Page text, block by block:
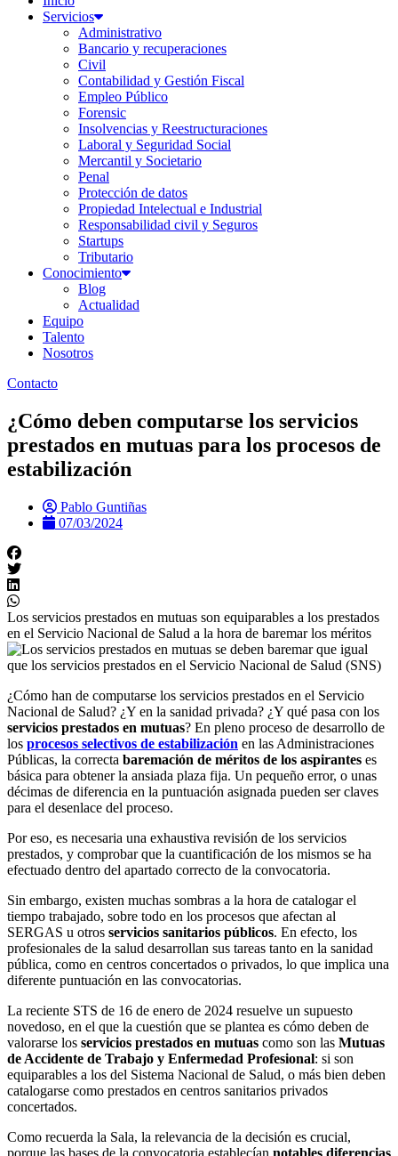
Servicios
Administrativo
Bancario y recuperaciones
Civil
Contabilidad y Gestión Fiscal
Empleo Público
Forensic
Insolvencias y Reestructuraciones
Laboral y Seguridad Social
Mercantil y Societario
Penal
Protección de datos
Propiedad Intelectual e Industrial
Responsabilidad civil y Seguros
Startups
Tributario
Conocimiento
Blog
Actualidad
Equipo
Talento
Nosotros
Contacto
¿Cómo deben computarse los servicios
prestados en mutuas para los procesos de
estabilización
Pablo Guntiñas
07/03/2024
Los servicios prestados en mutuas son equiparables a los prestados
en el Servicio Nacional de Salud a la hora de baremar los méritos
¿Cómo han de computarse los servicios prestados en el Servicio
Nacional de Salud? ¿Y en la sanidad privada? ¿Y qué pasa con los
servicios prestados en mutuas? En pleno proceso de desarrollo de
los procesos selectivos de estabilización en las Administraciones
Públicas, la correcta baremación de méritos de los aspirantes es
básica para obtener la ansiada plaza fija. Un pequeño error, o unas
décimas de diferencia en la puntuación asignada pueden ser claves
para el desenlace del proceso.
Por eso, es necesaria una exhaustiva revisión de los servicios
prestados, y comprobar que la cuantificación de los mismos se ha
efectuado dentro del apartado correcto de la convocatoria.
Sin embargo, existen muchas sombras a la hora de catalogar el
tiempo trabajado, sobre todo en los procesos que afectan al
SERGAS u otros servicios sanitarios públicos. En efecto, los
profesionales de la salud desarrollan sus tareas tanto en la sanidad
pública, como en centros concertados o privados, lo que implica una
diferente puntuación en las convocatorias.
La reciente STS de 16 de enero de 2024 resuelve un supuesto
novedoso, en el que la cuestión que se plantea es cómo deben de
valorarse los servicios prestados en mutuas como son las Mutuas
de Accidente de Trabajo y Enfermedad Profesional: si son
equiparables a los del Sistema Nacional de Salud, o más bien deben
catalogarse como prestados en centros sanitarios privados
concertados.
Como recuerda la Sala, la relevancia de la decisión es crucial,